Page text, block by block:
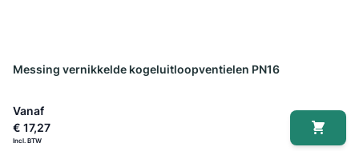
Messing vernikkelde kogeluitloopventielen PN16
Vanaf
€ 17,27